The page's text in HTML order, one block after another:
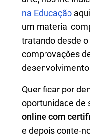
na Educação
um material
tratando desde
comprovações
Quer ficar por
oportunidade de
online com
e depois conte-